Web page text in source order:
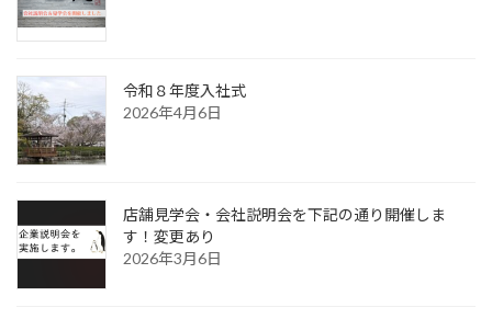
令和８年度入社式
2026年4月6日
店舗見学会・会社説明会を下記の通り開催しま
す！変更あり
2026年3月6日